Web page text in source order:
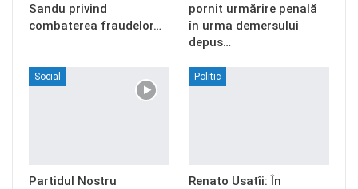
Sandu privind
combaterea fraudelor…
pornit urmărire penală
în urma demersului
depus…
Social
Partidul Nostru
Politic
Renato Usatîi: În